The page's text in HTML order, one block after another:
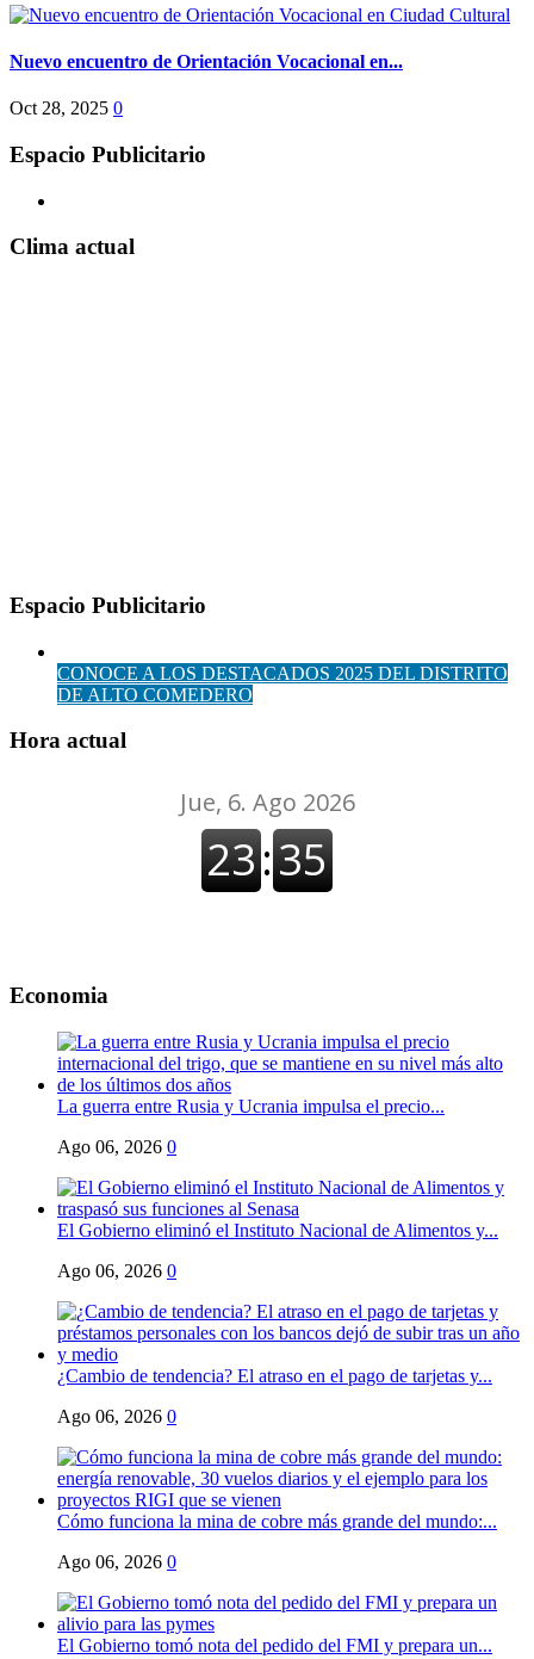
Nuevo encuentro de Orientación Vocacional en...
Oct 28, 2025 0
Espacio Publicitario
Clima actual
Espacio Publicitario
CONOCE A LOS DESTACADOS 2025 DEL DISTRITO
DE ALTO COMEDERO
Hora actual
Economia
La guerra entre Rusia y Ucrania impulsa el precio...
Ago 06, 2026 0
El Gobierno eliminó el Instituto Nacional de Alimentos y...
Ago 06, 2026 0
¿Cambio de tendencia? El atraso en el pago de tarjetas y...
Ago 06, 2026 0
Cómo funciona la mina de cobre más grande del mundo:...
Ago 06, 2026 0
El Gobierno tomó nota del pedido del FMI y prepara un...